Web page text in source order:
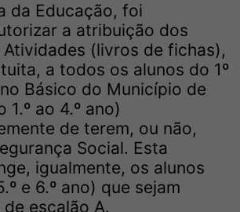
da Educação, foi
a atribuição dos
Atividades (livros de fichas),
a todos os alunos do 1º
Básico do Município de
1.º ao 4.º ano)
de terem, ou não,
Social. Esta
igualmente, os alunos
e 6.º ano) que sejam
escalão A.